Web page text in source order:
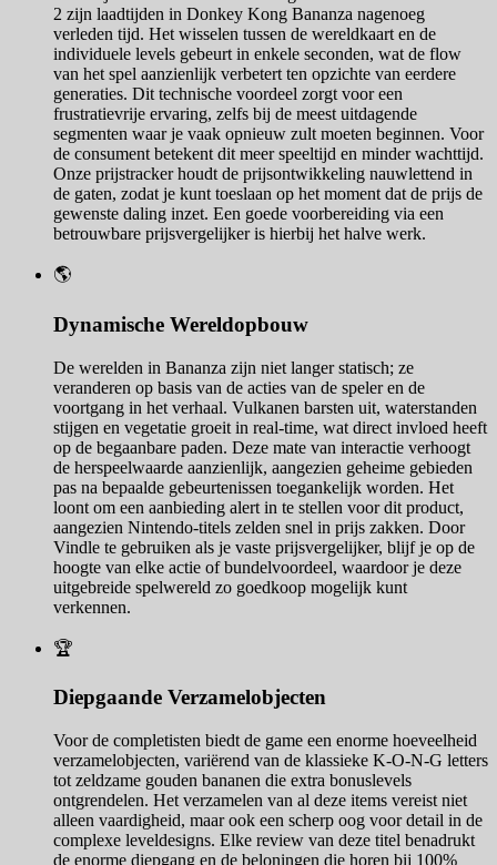
2 zijn laadtijden in Donkey Kong Bananza nagenoeg
verleden tijd. Het wisselen tussen de wereldkaart en de
individuele levels gebeurt in enkele seconden, wat de flow
van het spel aanzienlijk verbetert ten opzichte van eerdere
generaties. Dit technische voordeel zorgt voor een
frustratievrije ervaring, zelfs bij de meest uitdagende
segmenten waar je vaak opnieuw zult moeten beginnen. Voor
de consument betekent dit meer speeltijd en minder wachttijd.
Onze prijstracker houdt de prijsontwikkeling nauwlettend in
de gaten, zodat je kunt toeslaan op het moment dat de prijs de
gewenste daling inzet. Een goede voorbereiding via een
betrouwbare prijsvergelijker is hierbij het halve werk.
🌎
Dynamische Wereldopbouw
De werelden in Bananza zijn niet langer statisch; ze
veranderen op basis van de acties van de speler en de
voortgang in het verhaal. Vulkanen barsten uit, waterstanden
stijgen en vegetatie groeit in real-time, wat direct invloed heeft
op de begaanbare paden. Deze mate van interactie verhoogt
de herspeelwaarde aanzienlijk, aangezien geheime gebieden
pas na bepaalde gebeurtenissen toegankelijk worden. Het
loont om een aanbieding alert in te stellen voor dit product,
aangezien Nintendo-titels zelden snel in prijs zakken. Door
Vindle te gebruiken als je vaste prijsvergelijker, blijf je op de
hoogte van elke actie of bundelvoordeel, waardoor je deze
uitgebreide spelwereld zo goedkoop mogelijk kunt
verkennen.
🏆
Diepgaande Verzamelobjecten
Voor de completisten biedt de game een enorme hoeveelheid
verzamelobjecten, variërend van de klassieke K-O-N-G letters
tot zeldzame gouden bananen die extra bonuslevels
ontgrendelen. Het verzamelen van al deze items vereist niet
alleen vaardigheid, maar ook een scherp oog voor detail in de
complexe leveldesigns. Elke review van deze titel benadrukt
de enorme diepgang en de beloningen die horen bij 100%